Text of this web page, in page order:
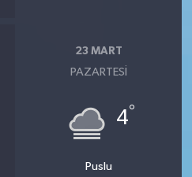
23 MART
PAZARTESI
4°
Puslu